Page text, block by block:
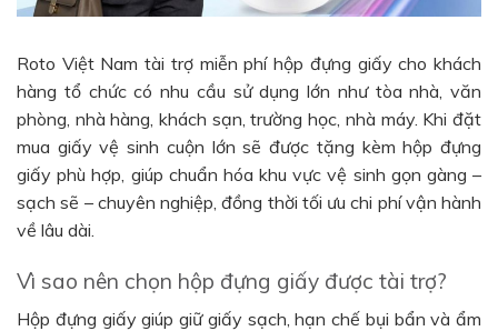
Roto Việt Nam tài trợ miễn phí hộp đựng giấy cho khách
hàng tổ chức có nhu cầu sử dụng lớn như tòa nhà, văn
phòng, nhà hàng, khách sạn, trường học, nhà máy. Khi đặt
mua giấy vệ sinh cuộn lớn sẽ được tặng kèm hộp đựng
giấy phù hợp, giúp chuẩn hóa khu vực vệ sinh gọn gàng –
sạch sẽ – chuyên nghiệp, đồng thời tối ưu chi phí vận hành
về lâu dài.
Vì sao nên chọn hộp đựng giấy được tài trợ?
Hộp đựng giấy giúp giữ giấy sạch, hạn chế bụi bẩn và ẩm